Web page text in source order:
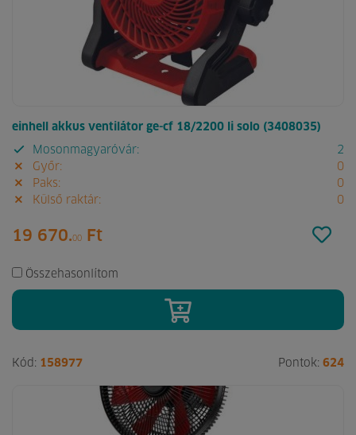
einhell akkus ventilátor ge-cf 18/2200 li solo (3408035)
Mosonmagyaróvár:
2
Győr:
0
Paks:
0
Külső raktár:
0
19 670.00 Ft
Összehasonlítom
Kód: 158977 Pontok: 624